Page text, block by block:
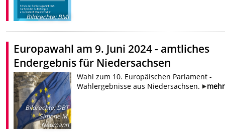
Bildrechte:BMI
Europawahl am 9. Juni 2024 - amtliches
Endergebnis für Niedersachsen
Bildrechte:DBT
Simone M.
Neumann
Wahl zum 10. Europäischen Parlament -
Wahlergebnisse aus Niedersachsen.
mehr